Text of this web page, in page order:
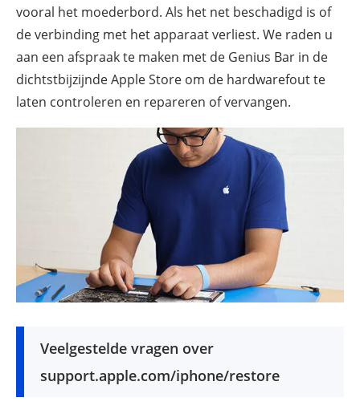
vooral het moederbord. Als het net beschadigd is of
de verbinding met het apparaat verliest. We raden u
aan een afspraak te maken met de Genius Bar in de
dichtstbijzijnde Apple Store om de hardwarefout te
laten controleren en repareren of vervangen.
Veelgestelde vragen over
support.apple.com/iphone/restore